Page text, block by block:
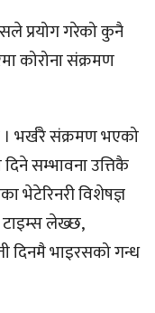
प्रयोग गरेको कुनै
कोरोना संक्रमण
। भर्खरै संक्रमण भएको
सम्भावना उत्तिकै
भेटेरिनरी विशेषज्ञ
टाइम्स लेख्छ,
भाइरसको गन्ध